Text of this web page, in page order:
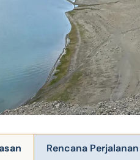
Rencana Perjalanan